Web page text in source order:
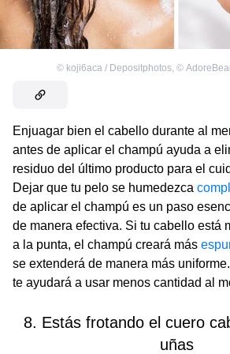
© koji6aca / Depositphotos, ©
Enjuagar bien el cabello durante al
antes de aplicar el champú ayuda a
residuo del último producto para el
Dejar que tu pelo se humedezca
de aplicar el champú es un paso
de manera efectiva. Si tu cabello está
a la punta, el champú creará más
se extenderá de manera más
te ayudará a usar menos cantidad al
8. Estás frotando el cuero
uñas